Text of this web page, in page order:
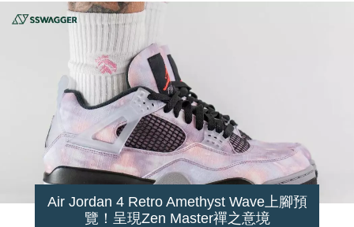
Air Jordan 4 Retro Amethyst Wave上腳預
覽！呈現Zen Master禪之意境